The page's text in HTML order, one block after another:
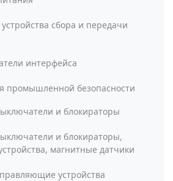
сбора и передачи
интерфейса
промышленной безопасности
и блокираторы
и блокираторы,
магнитные датчики
устройства